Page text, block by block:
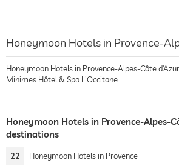
Honeymoon Hotels in Provence-
Honeymoon Hotels in Provence-Alpes-Côte
Minimes Hôtel & Spa L'Occitane
Honeymoon Hotels in Provence-Alpes-
destinations
22 Honeymoon Hotels in Provence